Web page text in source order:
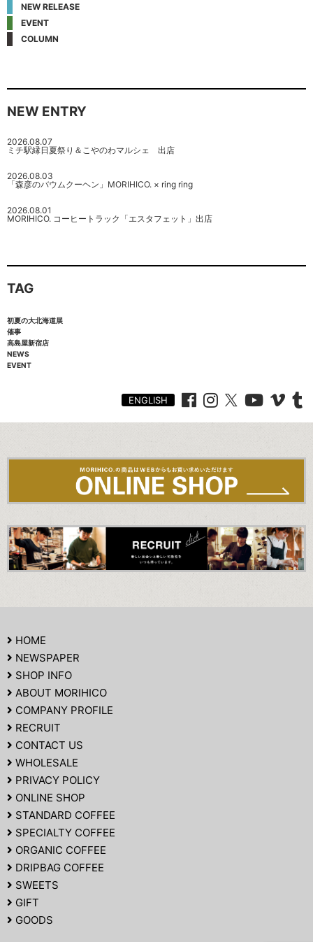
NEW RELEASE
EVENT
COLUMN
NEW ENTRY
2026.08.07
ミチ駅縁日夏祭り＆こやのわマルシェ 出店
2026.08.03
「森彦のバウムクーヘン」MORIHICO. × ring ring
2026.08.01
MORIHICO. コーヒートラック「エスタフェット」出店
TAG
初夏の大北海道展
催事
高島屋新宿店
NEWS
EVENT
ENGLISH
HOME
NEWSPAPER
SHOP INFO
ABOUT MORIHICO
COMPANY PROFILE
RECRUIT
CONTACT US
WHOLESALE
PRIVACY POLICY
ONLINE SHOP
STANDARD COFFEE
SPECIALTY COFFEE
ORGANIC COFFEE
DRIPBAG COFFEE
SWEETS
GIFT
GOODS